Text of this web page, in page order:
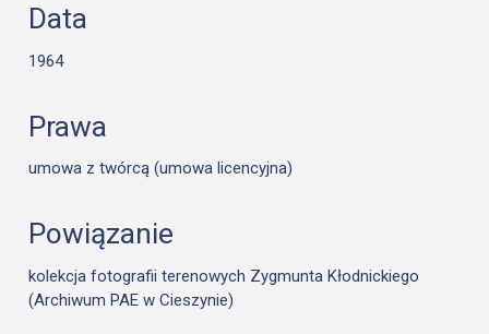
Data
1964
Prawa
umowa z twórcą (umowa licencyjna)
Powiązanie
kolekcja fotografii terenowych Zygmunta Kłodnickiego
(Archiwum PAE w Cieszynie)